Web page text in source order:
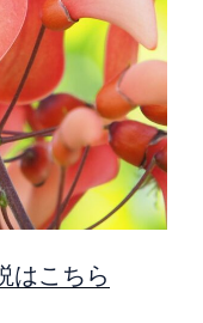
はこちら